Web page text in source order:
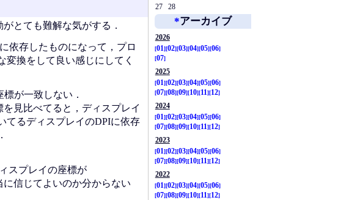
とても難解な気がする．
依存したものになって，プロ
変換をして良い感じにしてく
が一致しない．
を見比べてると，ディスプレイ
るディスプレイのDPIに依存
スプレイの座標が
に信じてよいのか分からない
27
28
*アーカイブ
2026
01
02 03 04 05 06
07
2025
01
02 03 04 05 06
07 08 09 10 11
12
2024
01
02 03 04 05 06
07 08 09 10 11
12
2023
01
02 03 04 05 06
07 08 09 10 11
12
2022
01
02 03 04 05 06
07 08 09 10 11
12